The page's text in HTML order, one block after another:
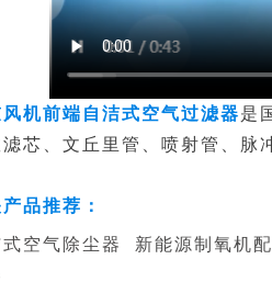
机前端自洁式空气过滤器是
芯、文丘里管、喷射管、脉
品推荐：
空气除尘器 新能源制氧机